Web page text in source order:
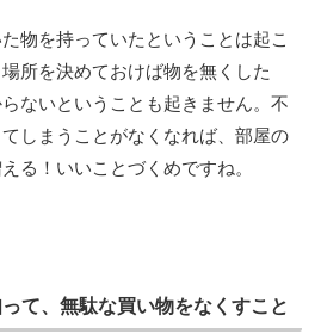
物を持っていたということは起こ
所を決めておけば物を無くした
ないということも起きません。不
しまうことがなくなれば、部屋の
る！いいことづくめですね。
て、無駄な買い物をなくすこと